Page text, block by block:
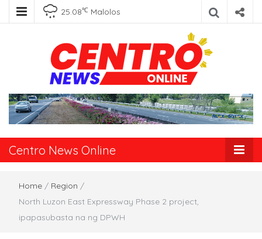
25.08℃ Malolos
Centro News
Online
Centro News Online
Home / Region /
North Luzon East Expressway Phase 2 project,
ipapasubasta na ng DPWH